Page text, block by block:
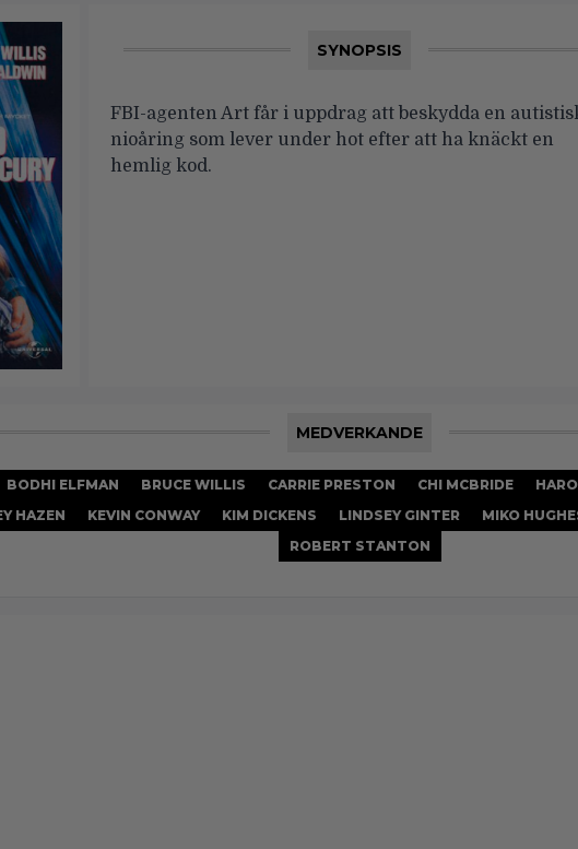
SYNOPSIS
FBI-agenten Art får i uppdrag att beskydda en
nioåring som lever under hot efter att ha knäckt en
hemlig kod.
MEDVERKANDE
BODHI ELFMAN BRUCE WILLIS CARRIE PRESTON CHI MCBRIDE
HAZEN KEVIN CONWAY KIM DICKENS LINDSEY GINTER MIKO
ROBERT STANTON